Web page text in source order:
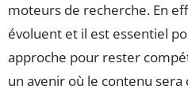
moteurs de recherche. En
évoluent et il est essentiel
approche pour rester
un avenir où le contenu sera